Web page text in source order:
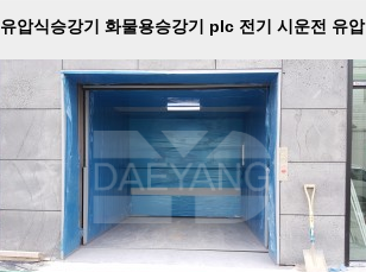
유압식승강기 화물용승강기 plc 전기 시운전 유압